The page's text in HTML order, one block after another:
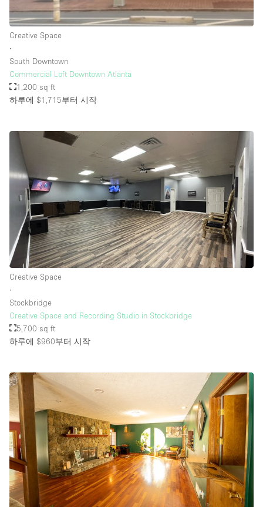
Security System
Smoking Area
Soundproof
Stock Room
Stunning View
Toilets
Water Access
Whitebox / Minimal
Window Display
층 / 접근성:
지하층
1층 앞마당
위치한 거리
테라스
윗층
기타
Creative Space
∙
South Downtown
Commercial Loft Downtown Atlanta
1,200 sq ft
하루에 $1,715부터 시작
Creative Space
∙
Stockbridge
Creative Space and Recording Studio in Stockbridge
5,700 sq ft
하루에 $960부터 시작